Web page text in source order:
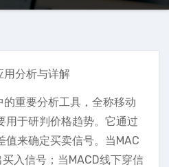
用分析与详解
的重要分析工具，全称移动
用于研判价格趋势。它通过
值来确定买卖信号。当MAC
入信号；当MACD线下穿信